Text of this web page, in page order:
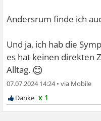
Andersrum finde ich
Und ja, ich hab die
es hat keinen direkten
Alltag. 😊
07.07.2024 14:24•
x 1